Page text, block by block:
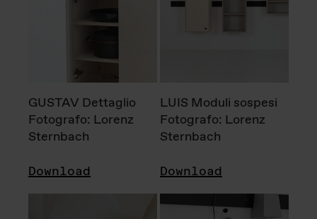
GUSTAV Dettaglio
Fotografo: Lorenz
Sternbach
Download
LUIS Moduli sospesi
Fotografo: Lorenz
Sternbach
Download